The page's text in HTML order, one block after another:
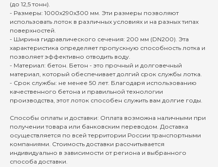
(до 12,5 тонн).
- Размеры: 1000x290x300 мм. Эти размеры позволяют
использовать лоток в различных условиях и на разных типах
поверхностей.
- Ширина гидравлического сечения: 200 мм (DN200). Эта
характеристика определяет пропускную способность лотка и
позволяет эффективно отводить воду.
- Материал: бетон. Бетон - это прочный и долговечный
материал, который обеспечивает долгий срок службы лотка.
- Срок службы: не менее 50 лет. Благодаря использованию
качественного бетона и правильной технологии
производства, этот лоток способен служить вам долгие годы.
Способы оплаты и доставки: Оплата возможна наличными при
получении товара или банковским переводом. Доставка
осуществляется по всей территории России транспортными
компаниями. Стоимость доставки рассчитывается
индивидуально в зависимости от региона и выбранного
способа доставки.